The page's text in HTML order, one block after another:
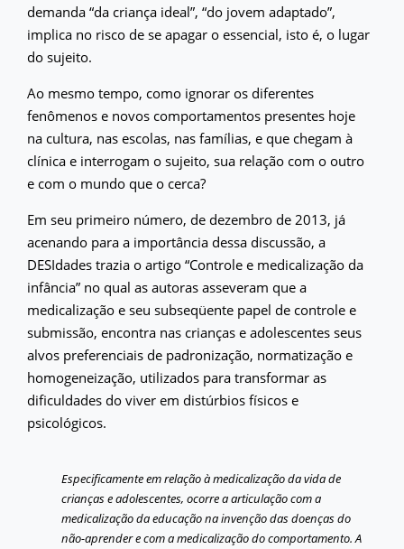
demanda “da criança ideal”, “do jovem adaptado”,
implica no risco de se apagar o essencial, isto é, o lugar
do sujeito.
Ao mesmo tempo, como ignorar os diferentes
fenômenos e novos comportamentos presentes hoje
na cultura, nas escolas, nas famílias, e que chegam à
clínica e interrogam o sujeito, sua relação com o outro
e com o mundo que o cerca?
Em seu primeiro número, de dezembro de 2013, já
acenando para a importância dessa discussão, a
DESIdades trazia o artigo “Controle e medicalização da
infância” no qual as autoras asseveram que a
medicalização e seu subseqüente papel de controle e
submissão, encontra nas crianças e adolescentes seus
alvos preferenciais de padronização, normatização e
homogeneização, utilizados para transformar as
dificuldades do viver em distúrbios físicos e
psicológicos.
Especificamente em relação à medicalização da vida de
crianças e adolescentes, ocorre a articulação com a
medicalização da educação na invenção das doenças do
não-aprender e com a medicalização do comportamento. A